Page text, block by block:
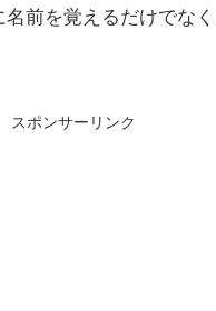
前を覚えるだけでな
スポンサーリンク